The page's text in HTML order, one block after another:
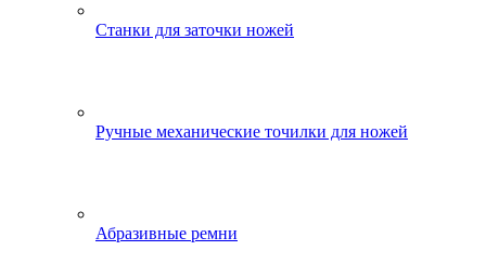
Станки для заточки ножей
Ручные механические точилки для ножей
Абразивные ремни